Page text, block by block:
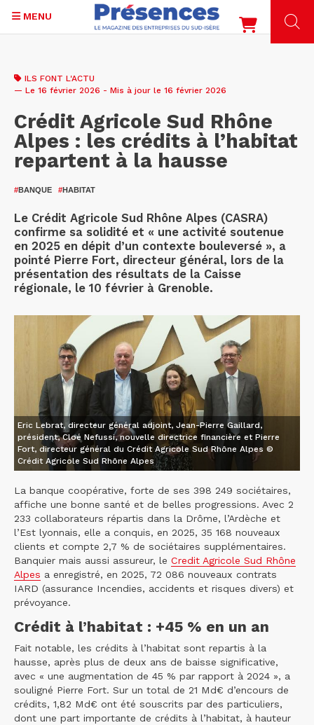
contenu
MENU
ILS FONT L'ACTU
— Le 16 février 2026 - Mis à jour le 16 février 2026
Crédit Agricole Sud Rhône
Alpes : les crédits à l’habitat
repartent à la hausse
#BANQUE #HABITAT
Le Crédit Agricole Sud Rhône Alpes (CASRA)
confirme sa solidité et « une activité soutenue
en 2025 en dépit d’un contexte bouleversé », a
pointé Pierre Fort, directeur général, lors de la
présentation des résultats de la Caisse
régionale, le 10 février à Grenoble.
Eric Lebrat, directeur général adjoint, Jean-Pierre Gaillard,
président, Cloé Nefussi, nouvelle directrice financière et Pierre
Fort, directeur général du Crédit Agricole Sud Rhône Alpes ©
Crédit Agricole Sud Rhône Alpes
La banque coopérative, forte de ses 398 249 sociétaires,
affiche une bonne santé et de belles progressions. Avec 2
233 collaborateurs répartis dans la Drôme, l’Ardèche et
l’Est lyonnais, elle a conquis, en 2025, 35 168 nouveaux
clients et compte 2,7 % de sociétaires supplémentaires.
Banquier mais aussi assureur, le Credit Agricole Sud Rhône
Alpes a enregistré, en 2025, 72 086 nouveaux contrats
IARD (assurance Incendies, accidents et risques divers) et
prévoyance.
Crédit à l’habitat : +45 % en un an
Fait notable, les crédits à l’habitat sont repartis à la
hausse, après plus de deux ans de baisse significative,
avec « une augmentation de 45 % par rapport à 2024 », a
souligné Pierre Fort. Sur un total de 21 Md€ d’encours de
crédits, 1,82 Md€ ont été souscrits par des particuliers,
dont une part importante de crédits à l’habitat, à hauteur